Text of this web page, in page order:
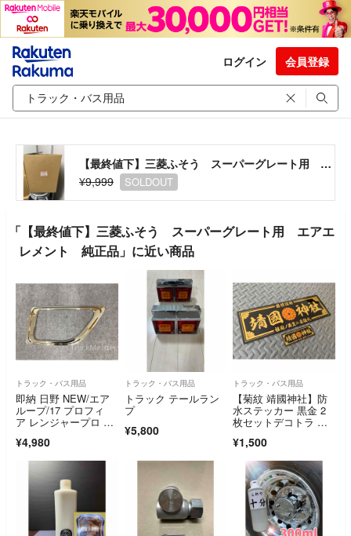
ログイン 会員登録
【最終値下】三菱ふそう スーパーグレート用 エアエレメント 純正品
¥9,999
SOLDOUT
「【最終値下】三菱ふそう スーパーグレート用 エアエ
レメント 純正品」に近い商品
トラック・バス用品
即納 日野 NEW/エア
ループ/17 プロフィ
ア レンジャープロ メ
¥4,980
トラック・バス用品
トラック テールラン
プ
¥5,800
トラック・バス用品
【菊紋 靖國神社】防
水ステッカー 黒金 2
枚セットデコトラ 暴
¥1,500